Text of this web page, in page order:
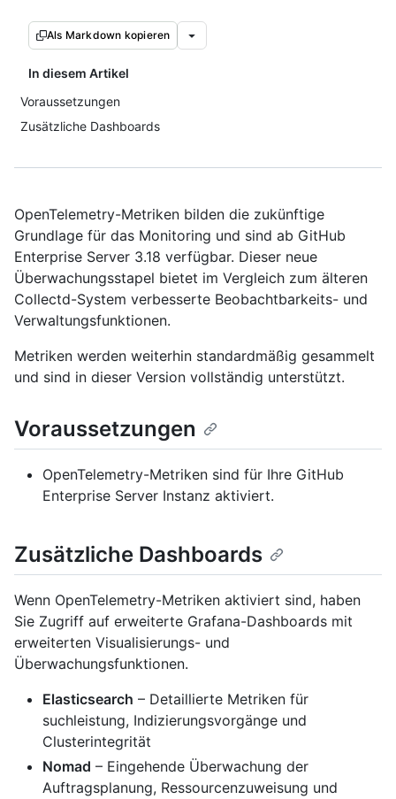
Als Markdown kopieren
In diesem Artikel
Voraussetzungen
Zusätzliche Dashboards
OpenTelemetry-Metriken bilden die zukünftige
Grundlage für das Monitoring und sind ab GitHub
Enterprise Server 3.18 verfügbar. Dieser neue
Überwachungsstapel bietet im Vergleich zum älteren
Collectd-System verbesserte Beobachtbarkeits- und
Verwaltungsfunktionen.
Metriken werden weiterhin standardmäßig gesammelt
und sind in dieser Version vollständig unterstützt.
Voraussetzungen
OpenTelemetry-Metriken sind für Ihre GitHub
Enterprise Server Instanz aktiviert.
Zusätzliche Dashboards
Wenn OpenTelemetry-Metriken aktiviert sind, haben
Sie Zugriff auf erweiterte Grafana-Dashboards mit
erweiterten Visualisierungs- und
Überwachungsfunktionen.
Elasticsearch – Detaillierte Metriken für
suchleistung, Indizierungsvorgänge und
Clusterintegrität
Nomad – Eingehende Überwachung der
Auftragsplanung, Ressourcenzuweisung und